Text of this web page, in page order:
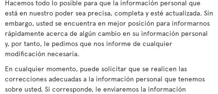
Hacemos todo lo posible para que la información personal que
está en nuestro poder sea precisa, completa y esté actualizada. Sin
embargo, usted se encuentra en mejor posición para informarnos
rápidamente acerca de algún cambio en su información personal
y, por tanto, le pedimos que nos informe de cualquier
modificación necesaria.
En cualquier momento, puede solicitar que se realicen las
correcciones adecuadas a la información personal que tenemos
sobre usted. Si corresponde, le enviaremos la información